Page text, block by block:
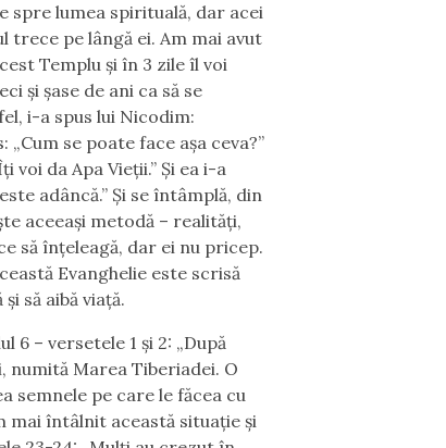
spre lumea spirituală, dar acei
trece pe lângă ei. Am mai avut
Templu şi în 3 zile îl voi
şi şase de ani ca să se
i-a spus lui Nicodim:
„Cum se poate face aşa ceva?”
voi da Apa Vieţii.” Și ea i-a
adâncă.” Şi se întâmplă, din
aceeaşi metodă – realităţi,
să înţeleagă, dar ei nu pricep.
Evanghelie este scrisă
să aibă viaţă.
6 – versetele 1 şi 2: „După
numită Marea Tiberiadei. O
semnele pe care le făcea cu
mai întâlnit această situaţie şi